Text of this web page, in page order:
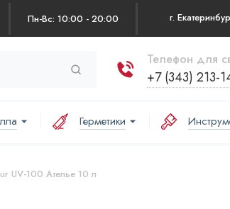
Пн-Вс: 10:00 - 20:00
Телефон для
+7 (343) 213-
Герметики
UV-100 Ателье 10 л